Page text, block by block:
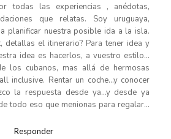
todas las experiencias , anédotas,
que relatas. Soy uruguaya,
planificar nuestra posible ida a la isla.
detallas el itinerario? Para tener idea y
idea es hacerlos, a vuestro estilo…
los cubanos, mas allá de hermosas
inclusive. Rentar un coche…y conocer
la respuesta desde ya…y desde ya
todo eso que menionas para regalar…
Responder